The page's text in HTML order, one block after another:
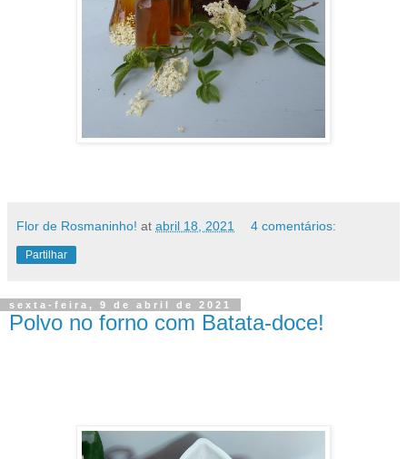
Flor de Rosmaninho! at abril 18, 2021 4 comentários:
Partilhar
sexta-feira, 9 de abril de 2021
Polvo no forno com Batata-doce!